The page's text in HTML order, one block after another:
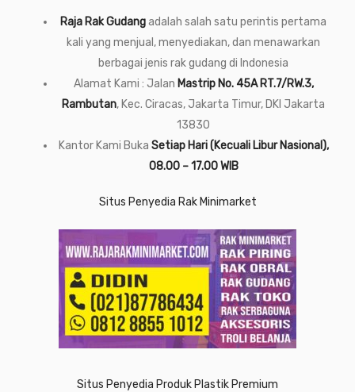
Raja Rak Gudangadalah salah satu perintis pertama
kali yang menjual, menyediakan, dan menawarkan
berbagai jenis rak gudang di Indonesia
Alamat Kami : Jalan Mastrip No. 45A RT.7/RW.3,
Rambutan, Kec. Ciracas, Jakarta Timur, DKI Jakarta
13830
Kantor Kami Buka Setiap Hari (Kecuali Libur Nasional),
08.00 – 17.00 WIB
Situs Penyedia Rak Minimarket
Situs Penyedia Produk Plastik Premium